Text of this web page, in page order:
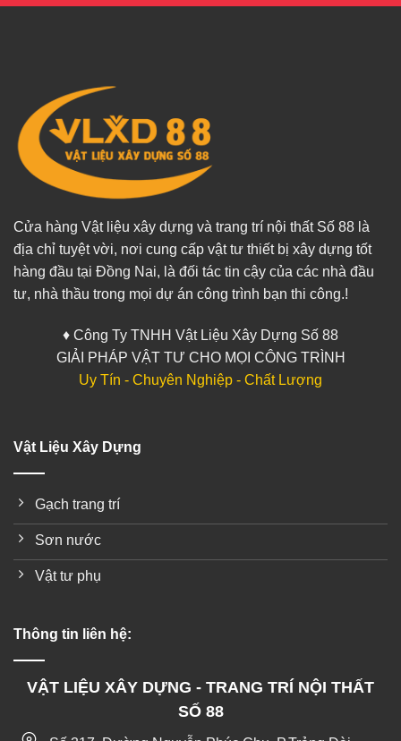
Cửa hàng Vật liệu xây dựng và trang trí nội thất Số 88 là
địa chỉ tuyệt vời, nơi cung cấp vật tư thiết bị xây dựng tốt
hàng đầu tại Đồng Nai, là đối tác tin cậy của các nhà đầu
tư, nhà thầu trong mọi dự án công trình bạn thi công.!
♦ Công Ty TNHH Vật Liệu Xây Dựng Số 88
GIẢI PHÁP VẬT TƯ CHO MỌI CÔNG TRÌNH
Uy Tín - Chuyên Nghiệp - Chất Lượng
Vật Liệu Xây Dựng
Gạch trang trí
Sơn nước
Vật tư phụ
Thông tin liên hệ:
VẬT LIỆU XÂY DỰNG - TRANG TRÍ NỘI THẤT
SỐ 88